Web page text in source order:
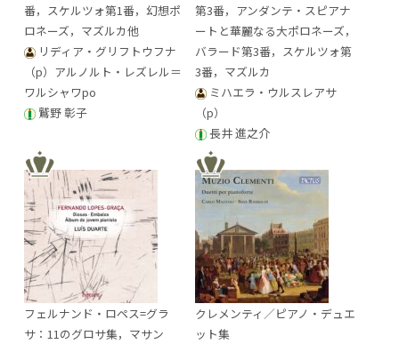
番，スケルツォ第1番，幻想ポ
ロネーズ，マズルカ他
リディア・グリフトウフナ
（p）アルノルト・レズレル＝
ワルシャワpo
鷲野 彰子
第3番，アンダンテ・スピアナ
ートと華麗なる大ポロネーズ，
バラード第3番，スケルツォ第
3番，マズルカ
ミハエラ・ウルスレアサ
（p）
長井 進之介
フェルナンド・ロペス=グラ
サ：11のグロサ集，マサン
クレメンティ／ピアノ・デュエ
ット集